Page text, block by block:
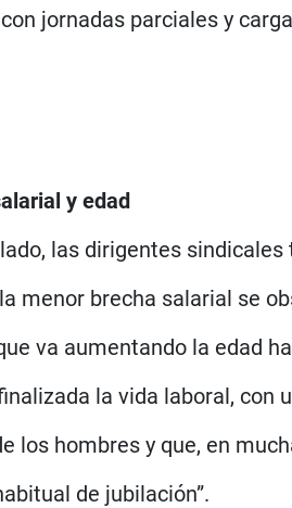
jornadas parciales y
y edad
las dirigentes
menor brecha salarial se
va aumentando la edad
la vida laboral, con
los hombres y que, en
de jubilación”.